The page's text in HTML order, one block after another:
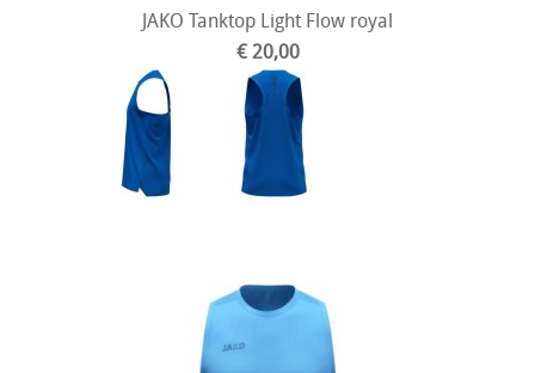
JAKO Tanktop Light Flow royal
€ 20,00